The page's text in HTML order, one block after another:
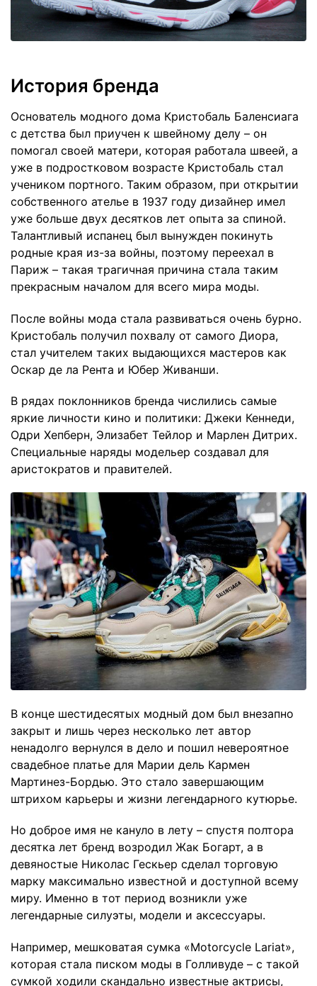
История бренда
Основатель модного дома Кристобаль Баленсиага
с детства был приучен к швейному делу – он
помогал своей матери, которая работала швеей, а
уже в подростковом возрасте Кристобаль стал
учеником портного. Таким образом, при открытии
собственного ателье в 1937 году дизайнер имел
уже больше двух десятков лет опыта за спиной.
Талантливый испанец был вынужден покинуть
родные края из-за войны, поэтому переехал в
Париж – такая трагичная причина стала таким
прекрасным началом для всего мира моды.
После войны мода стала развиваться очень бурно.
Кристобаль получил похвалу от самого Диора,
стал учителем таких выдающихся мастеров как
Оскар де ла Рента и Юбер Живанши.
В рядах поклонников бренда числились самые
яркие личности кино и политики: Джеки Кеннеди,
Одри Хепберн, Элизабет Тейлор и Марлен Дитрих.
Специальные наряды модельер создавал для
аристократов и правителей.
В конце шестидесятых модный дом был внезапно
закрыт и лишь через несколько лет автор
ненадолго вернулся в дело и пошил невероятное
свадебное платье для Марии дель Кармен
Мартинез-Бордью. Это стало завершающим
штрихом карьеры и жизни легендарного кутюрье.
Но доброе имя не кануло в лету – спустя полтора
десятка лет бренд возродил Жак Богарт, а в
девяностые Николас Гескьер сделал торговую
марку максимально известной и доступной всему
миру. Именно в тот период возникли уже
легендарные силуэты, модели и аксессуары.
Например, мешковатая сумка «Motorcycle Lariat»,
которая стала писком моды в Голливуде – с такой
сумкой ходили скандально известные актрисы,